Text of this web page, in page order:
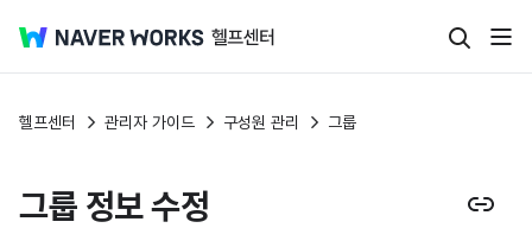
헬프센터 관리자 가이드 구성원 관리 그룹
그룹 정보 수정